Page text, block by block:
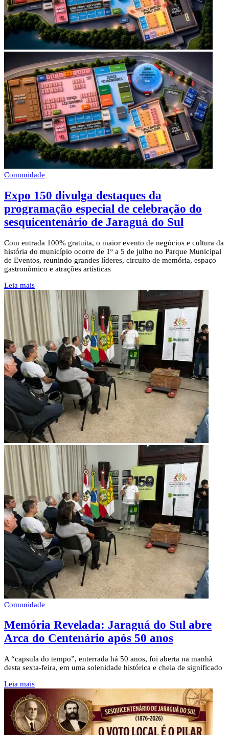
Comunidade
Expo 150 divulga destaques da
programação especial de celebração do
sesquicentenário de Jaraguá do Sul
Com entrada 100% gratuita, o maior evento de negócios e cultura da
história do município ocorre de 1º a 5 de julho no Parque Municipal
de Eventos, reunindo grandes líderes, circuito de memória, espaço
gastronômico e atrações artísticas
Leia mais
Comunidade
Memória Revelada: Jaraguá do Sul abre
Arca do Centenário após 50 anos
A “capsula do tempo”, enterrada há 50 anos, foi aberta na manhã
desta sexta-feira, em uma solenidade histórica e cheia de significado
Leia mais